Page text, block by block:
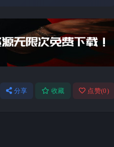
下
箭
键
增
分享 收藏 点赞(0)